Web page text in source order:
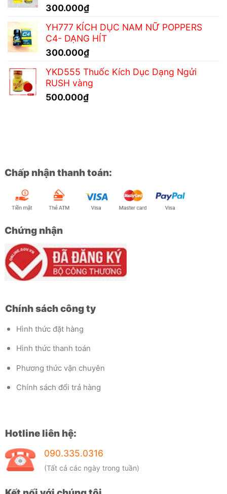
300.000₫
YH777 KÍCH DỤC NAM NỮ POPPERS
C4- DẠNG HÍT
300.000₫
YKD555 Thuốc Kích Dục Dạng Ngửi
RUSH vàng
500.000₫
Chấp nhận thanh toán:
Chứng nhận
Chính sách công ty
Hình thức đặt hàng
Hình thức thanh toán
Phương thức vận chuyên
Chính sách đổi trả hàng
Hotline liên hệ:
090.335.0316
(Tất cả các ngày trong tuần)